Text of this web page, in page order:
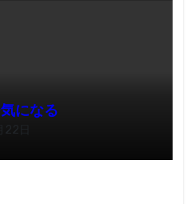
になる
日